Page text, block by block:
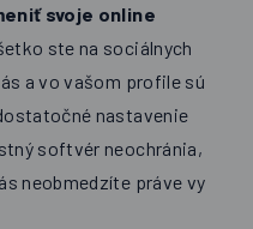
svoje online
ste na sociálnych
a vo vašom profile sú
nastavenie
softvér neochránia,
neobmedzíte práve vy